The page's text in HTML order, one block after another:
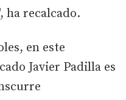
ha recalcado.
en este
Javier Padilla es